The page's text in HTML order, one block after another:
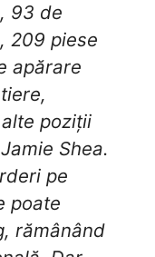
93 de
209 piese
apărare
poziții
Shea.
pe
poate
rămânând